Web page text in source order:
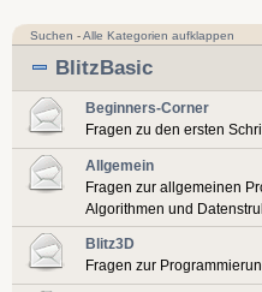
Suchen -Alle Kategorien aufklappen
BlitzBasic
Beginners-Corner
Fragen zu den ersten
Allgemein
Fragen zur allgemeinen
Algorithmen und
Blitz3D
Fragen zur